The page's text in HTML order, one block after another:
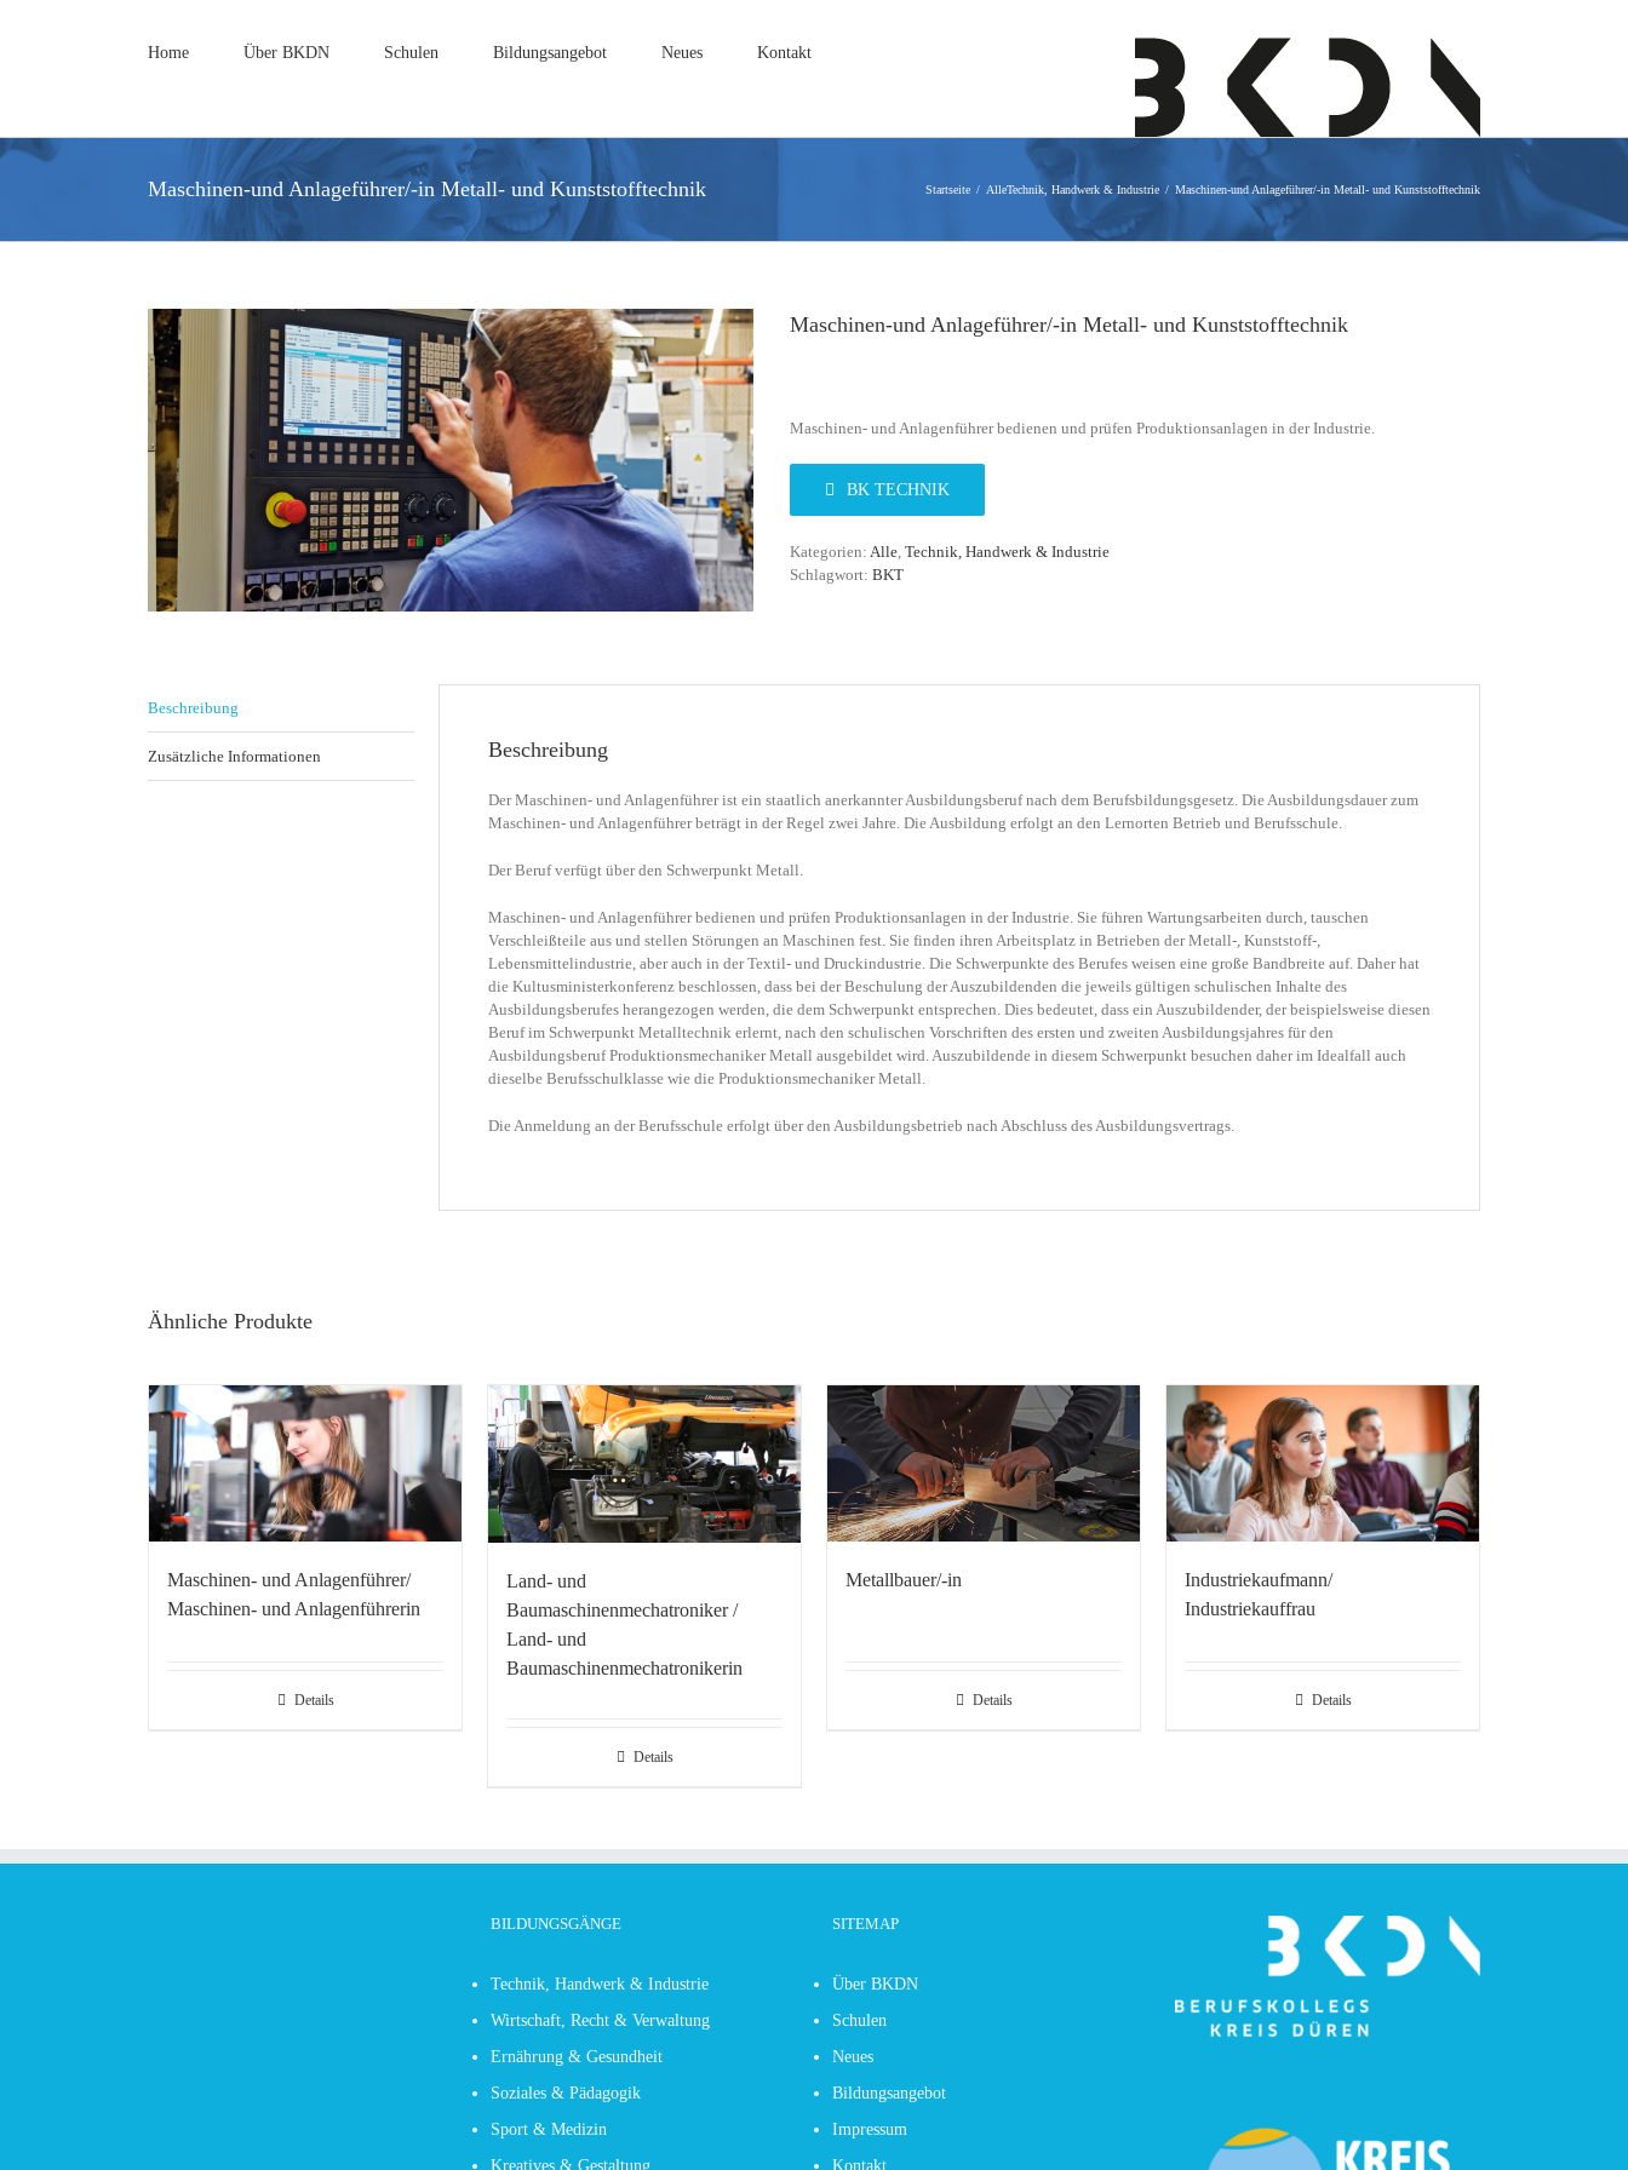
Home Über BKDN Schulen Bildungsangebot Neues Kontakt
Maschinen-und Anlageführer/-in Metall- und Kunststofftechnik Startseite AlleTechnik, Handwerk & Industrie Maschinen-und Anlageführer/-in Metall- und Kunststofftechnik
Maschinen-und Anlageführer/-in Metall- und Kunststofftechnik
Maschinen- und Anlagenführer bedienen und prüfen Produktionsanlagen in der Industrie.
BK TECHNIK
Kategorien: Alle, Technik, Handwerk & Industrie
Schlagwort: BKT
Beschreibung
Zusätzliche Informationen Beschreibung
Der Maschinen- und Anlagenführer ist ein staatlich anerkannter Ausbildungsberuf nach dem Berufsbildungsgesetz. Die Ausbildungsdauer zum
Maschinen- und Anlagenführer beträgt in der Regel zwei Jahre. Die Ausbildung erfolgt an den Lernorten Betrieb und Berufsschule.
Der Beruf verfügt über den Schwerpunkt Metall.
Maschinen- und Anlagenführer bedienen und prüfen Produktionsanlagen in der Industrie. Sie führen Wartungsarbeiten durch, tauschen
Verschleißteile aus und stellen Störungen an Maschinen fest. Sie finden ihren Arbeitsplatz in Betrieben der Metall-, Kunststoff-,
Lebensmittelindustrie, aber auch in der Textil- und Druckindustrie. Die Schwerpunkte des Berufes weisen eine große Bandbreite auf. Daher hat
die Kultusministerkonferenz beschlossen, dass bei der Beschulung der Auszubildenden die jeweils gültigen schulischen Inhalte des
Ausbildungsberufes herangezogen werden, die dem Schwerpunkt entsprechen. Dies bedeutet, dass ein Auszubildender, der beispielsweise diesen
Beruf im Schwerpunkt Metalltechnik erlernt, nach den schulischen Vorschriften des ersten und zweiten Ausbildungsjahres für den
Ausbildungsberuf Produktionsmechaniker Metall ausgebildet wird. Auszubildende in diesem Schwerpunkt besuchen daher im Idealfall auch
dieselbe Berufsschulklasse wie die Produktionsmechaniker Metall.
Die Anmeldung an der Berufsschule erfolgt über den Ausbildungsbetrieb nach Abschluss des Ausbildungsvertrags.
Ähnliche Produkte
Maschinen- und Anlagenführer/
Maschinen- und Anlagenführerin
Details
Land- und
Baumaschinenmechatroniker /
Land- und
Baumaschinenmechatronikerin
Details
Metallbauer/-in
Details
Industriekaufmann/
Industriekauffrau
Details
BILDUNGSGÄNGE
Technik, Handwerk & Industrie
Wirtschaft, Recht & Verwaltung
Ernährung & Gesundheit
Soziales & Pädagogik
Sport & Medizin
Kreatives & Gestaltung
SITEMAP
Über BKDN
Schulen
Neues
Bildungsangebot
Impressum
Kontakt